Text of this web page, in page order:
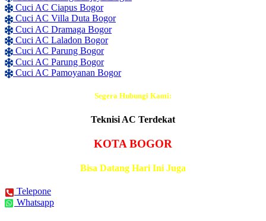
Cuci AC Ciapus Bogor
Cuci AC Villa Duta Bogor
Cuci AC Dramaga Bogor
Cuci AC Laladon Bogor
Cuci AC Parung Bogor
Cuci AC Parung Bogor
Cuci AC Pamoyanan Bogor
Segera Hubungi Kami:
Teknisi AC Terdekat
KOTA BOGOR
Bisa Datang Hari Ini Juga
Telepone
Whatsapp